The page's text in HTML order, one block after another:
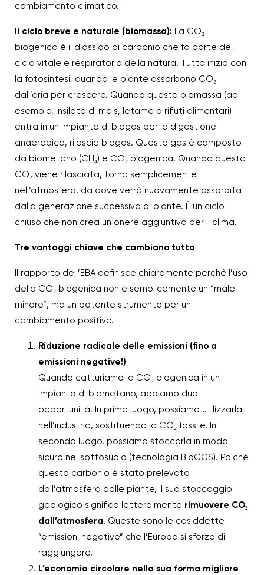
cambiamento climatico.
Il ciclo breve e naturale (biomassa): La CO₂
biogenica è il diossido di carbonio che fa parte del
ciclo vitale e respiratorio della natura. Tutto inizia con
la fotosintesi, quando le piante assorbono CO₂
dall’aria per crescere. Quando questa biomassa (ad
esempio, insilato di mais, letame o rifiuti alimentari)
entra in un impianto di biogas per la digestione
anaerobica, rilascia biogas. Questo gas è composto
da biometano (CH₄) e CO₂ biogenica. Quando questa
CO₂ viene rilasciata, torna semplicemente
nell’atmosfera, da dove verrà nuovamente assorbita
dalla generazione successiva di piante. È un ciclo
chiuso che non crea un onere aggiuntivo per il clima.
Tre vantaggi chiave che cambiano tutto
Il rapporto dell’EBA definisce chiaramente perché l’uso
della CO₂ biogenica non è semplicemente un “male
minore”, ma un potente strumento per un
cambiamento positivo.
Riduzione radicale delle emissioni (fino a
emissioni negative!)
Quando catturiamo la CO₂ biogenica in un
impianto di biometano, abbiamo due
opportunità. In primo luogo, possiamo utilizzarla
nell’industria, sostituendo la CO₂ fossile. In
secondo luogo, possiamo stoccarla in modo
sicuro nel sottosuolo (tecnologia BioCCS). Poiché
questo carbonio è stato prelevato
dall’atmosfera dalle piante, il suo stoccaggio
geologico significa letteralmente rimuovere CO₂
dall’atmosfera. Queste sono le cosiddette
“emissioni negative” che l’Europa si sforza di
raggiungere.
L’economia circolare nella sua forma migliore